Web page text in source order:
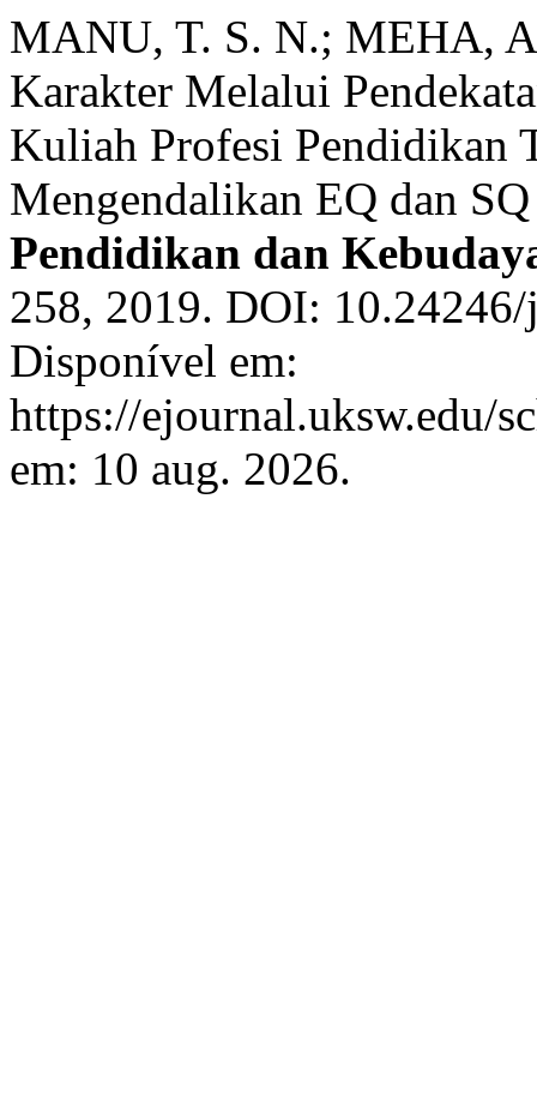
MANU, T. S. N.; MEHA,
Karakter Melalui
Kuliah Profesi Pendidikan
Mengendalikan EQ dan
Pendidikan dan
258, 2019. DOI:
Disponível em:
https://ejournal.uksw.edu/
em: 10 aug. 2026.